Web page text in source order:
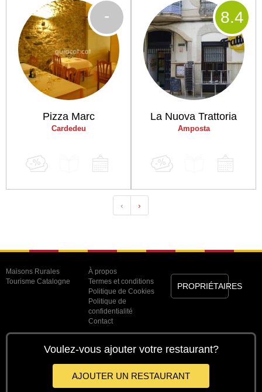
Pizza Marc
Cardedeu
-
La Nuova Trattoria
Amposta
8.4
‹ ›
Maisons Rurales
Tourisme Catalogne
À propos
Termes et conditions
Politique de Cookies
Politique de
confidentialité
Contact
PROPRIÉTAIRES
Voulez-vous ajouter votre restaurant?
AJOUTER UN RESTAURANT